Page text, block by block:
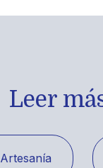
Leer
Artesanía